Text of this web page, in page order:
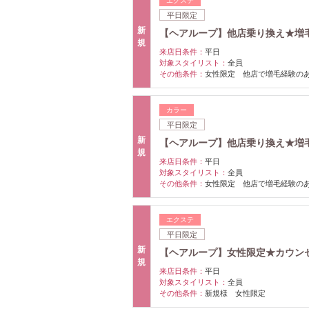
新
規
平日限定
【ヘアループ】他店乗り換え★
来店日条件： 平日
対象スタイリスト： 全員
その他条件： 女性限定 他店で増毛経験の
新
規
カラー
平日限定
【ヘアループ】他店乗り換え★
来店日条件： 平日
対象スタイリスト： 全員
その他条件： 女性限定 他店で増毛経験の
新
規
エクステ
平日限定
【ヘアループ】女性限定★カウ
来店日条件： 平日
対象スタイリスト： 全員
その他条件： 新規様 女性限定